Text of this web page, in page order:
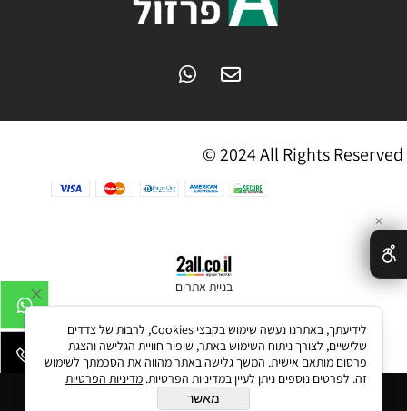
הוסף לסל
© 2024 All Rights Reserved
בניית אתרים
✕
לידיעתך, באתרנו נעשה שימוש בקבצי Cookies, לרבות של צדדים
שלישיים, לצורך ניתוח השימוש באתר, שיפור חוויית הגלישה והצגת
פרסום מותאם אישית. המשך גלישה באתר מהווה את הסכמתך לשימוש
זה. לפרטים נוספים ניתן לעיין במדיניות הפרטיות. מדיניות הפרטיות
מאשר